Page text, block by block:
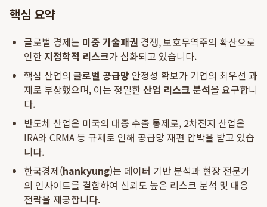
핵심 요약
글로벌 경제는 미중 기술패권 경쟁, 보호무역주의 확산으로
인한 지정학적 리스크가 심화되고 있습니다.
핵심 산업의 글로벌 공급망 안정성 확보가 기업의 최우선 과
제로 부상했으며, 이는 정밀한 산업 리스크 분석을 요구합니
다.
반도체 산업은 미국의 대중 수출 통제로, 2차전지 산업은
IRA와 CRMA 등 규제로 인해 공급망 재편 압박을 받고 있습
니다.
한국경제(hankyung)는 데이터 기반 분석과 현장 전문가
의 인사이트를 결합하여 신뢰도 높은 리스크 분석 및 대응
전략을 제공합니다.